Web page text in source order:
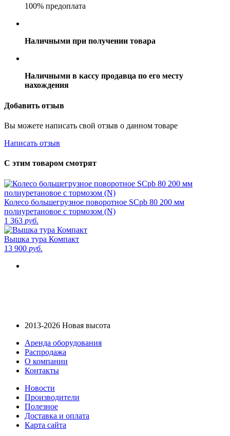
100% предоплата
Наличными при получении товара
Наличными в кассу продавца по его месту
нахождения
Добавить отзыв
Вы можете написать свой отзыв о данном товаре
Написать отзыв
С этим товаром смотрят
Колесо большегрузное поворотное SCpb 80 200 мм
полиуретановое с тормозом (N)
1 363 руб.
Вышка тура Компакт
13 900 руб.
2013-2026 Новая высота
Аренда оборудования
Распродажа
О компании
Контакты
Новости
Производители
Полезное
Доставка и оплата
Карта сайта